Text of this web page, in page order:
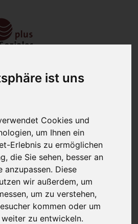
ist uns
Cookies und
um Ihnen ein
Erlebnis zu ermöglichen
die Sie sehen, besser an
anzupassen. Diese
wir außerdem, um
um zu verstehen,
kommen oder um
weiter zu entwickeln.